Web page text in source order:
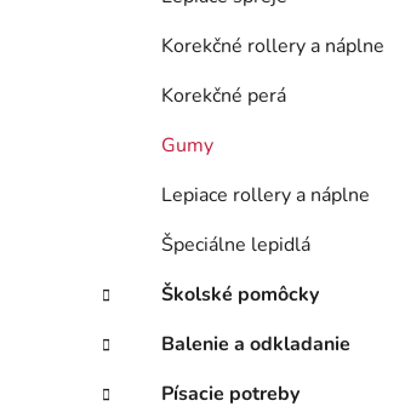
Korekčné rollery a náplne
Korekčné perá
Gumy
Lepiace rollery a náplne
Špeciálne lepidlá
Školské pomôcky
Balenie a odkladanie
Písacie potreby